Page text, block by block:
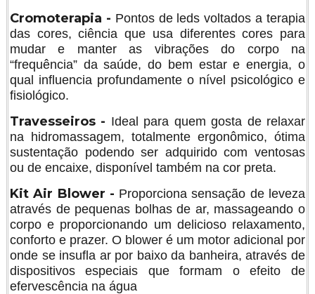
Cromoterapia - Pontos de leds voltados a terapia
das cores, ciência que usa diferentes cores para
mudar e manter as vibrações do corpo na
“frequência” da saúde, do bem estar e energia, o
qual influencia profundamente o nível psicológico e
fisiológico.
Travesseiros - Ideal para quem gosta de relaxar
na hidromassagem, totalmente ergonômico, ótima
sustentação podendo ser adquirido com ventosas
ou de encaixe, disponível também na cor preta.
Kit Air Blower - Proporciona sensação de leveza
através de pequenas bolhas de ar, massageando o
corpo e proporcionando um delicioso relaxamento,
conforto e prazer. O blower é um motor adicional por
onde se insufla ar por baixo da banheira, através de
dispositivos especiais que formam o efeito de
efervescência na água